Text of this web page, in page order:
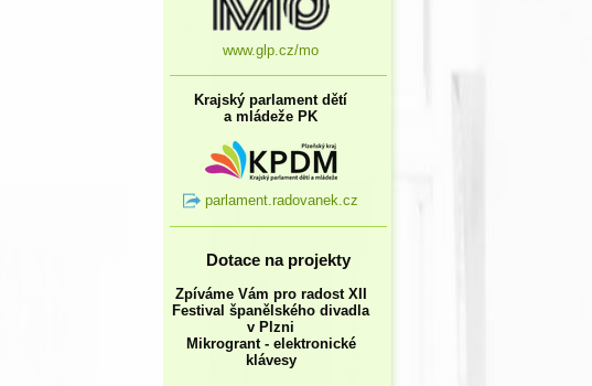
www.glp.cz/mo
Krajský parlament dětí
a mládeže PK
parlament.radovanek.cz
Dotace na projekty
Zpíváme Vám pro radost XII
Festival španělského divadla
v Plzni
Mikrogrant - elektronické
klávesy